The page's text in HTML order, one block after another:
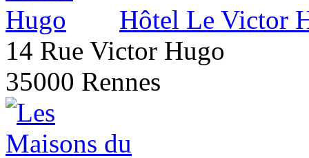
Hôtel Le Victor
14 Rue Victor Hugo
35000 Rennes